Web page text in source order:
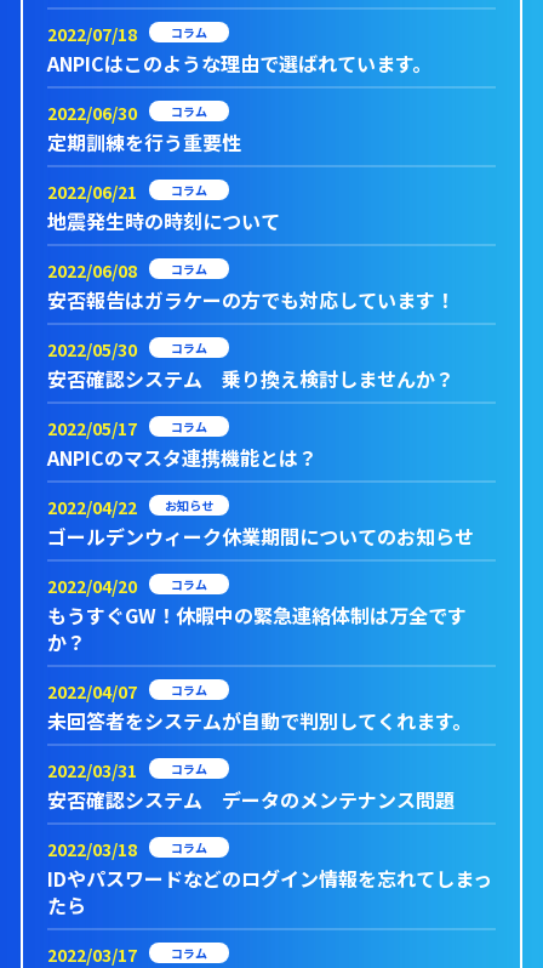
2022/07/18 コラム
ANPICはこのような理由で選ばれています。
2022/06/30 コラム
定期訓練を行う重要性
2022/06/21 コラム
地震発生時の時刻について
2022/06/08 コラム
安否報告はガラケーの方でも対応しています！
2022/05/30 コラム
安否確認システム 乗り換え検討しませんか？
2022/05/17 コラム
ANPICのマスタ連携機能とは？
2022/04/22 お知らせ
ゴールデンウィーク休業期間についてのお知らせ
2022/04/20 コラム
もうすぐGW！休暇中の緊急連絡体制は万全です
か？
2022/04/07 コラム
未回答者をシステムが自動で判別してくれます。
2022/03/31 コラム
安否確認システム データのメンテナンス問題
2022/03/18 コラム
IDやパスワードなどのログイン情報を忘れてしまっ
たら
2022/03/17 コラム